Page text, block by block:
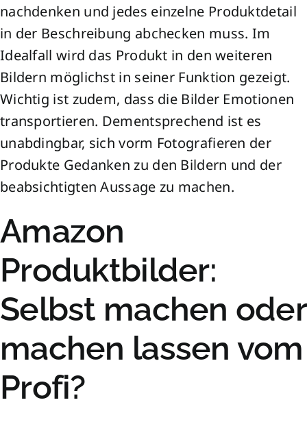
nachdenken und jedes einzelne Produktdetail
in der Beschreibung abchecken muss. Im
Idealfall wird das Produkt in den weiteren
Bildern möglichst in seiner Funktion gezeigt.
Wichtig ist zudem, dass die Bilder Emotionen
transportieren. Dementsprechend ist es
unabdingbar, sich vorm Fotografieren der
Produkte Gedanken zu den Bildern und der
beabsichtigten Aussage zu machen.
Amazon
Produktbilder:
Selbst machen oder
machen lassen vom
Profi?